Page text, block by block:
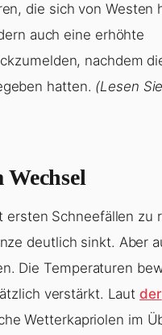
die sich von Westen
auch eine erhöhte
nachdem
hatten. (Lesen
Schneefällen zu
deutlich sinkt. Aber
Die Temperaturen
verstärkt. Lautder
Wetterkapriolen im